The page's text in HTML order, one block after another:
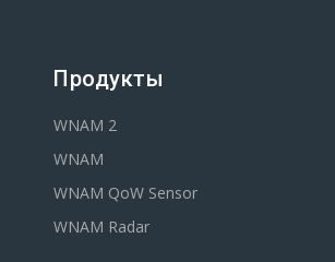
Продукты
WNAM 2
WNAM
WNAM QoW Sensor
WNAM Radar